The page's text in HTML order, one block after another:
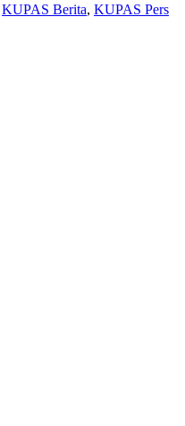
KUPAS Berita, KUPAS Pers